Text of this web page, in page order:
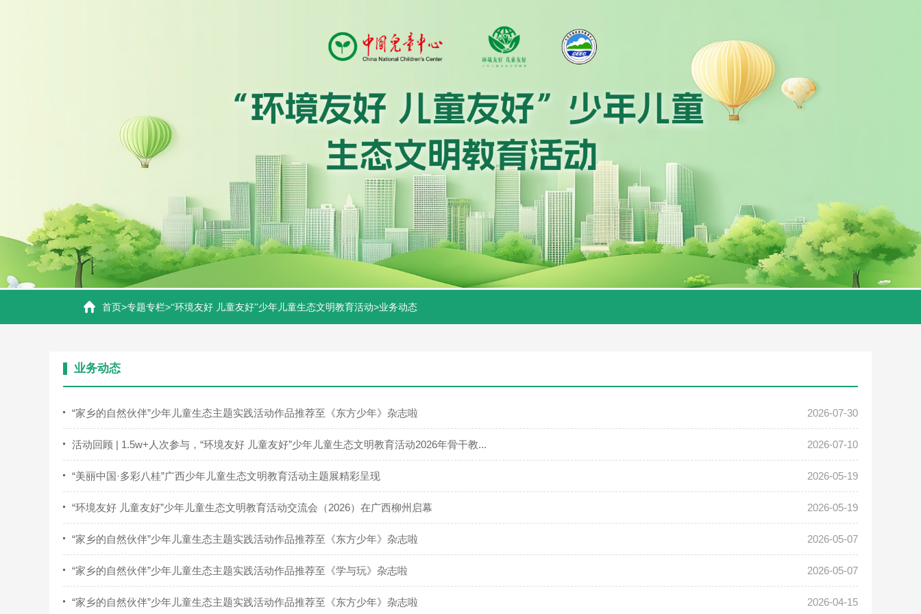
首页>专题专栏>“环境友好 儿童友好”少年儿童生态文明教育活动>业务动态
业务动态
“家乡的自然伙伴”少年儿童生态主题实践活动作品推荐至《东方少年》杂志啦 2026-07-30
活动回顾 | 1.5w+人次参与，“环境友好 儿童友好”少年儿童生态文明教育活动2026年骨干教... 2026-07-10
“美丽中国·多彩八桂”广西少年儿童生态文明教育活动主题展精彩呈现 2026-05-19
“环境友好 儿童友好”少年儿童生态文明教育活动交流会（2026）在广西柳州启幕 2026-05-19
“家乡的自然伙伴”少年儿童生态主题实践活动作品推荐至《东方少年》杂志啦 2026-05-07
“家乡的自然伙伴”少年儿童生态主题实践活动作品推荐至《学与玩》杂志啦 2026-05-07
“家乡的自然伙伴”少年儿童生态主题实践活动作品推荐至《东方少年》杂志啦 2026-04-15